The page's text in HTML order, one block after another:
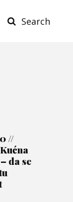
Search
//
da se